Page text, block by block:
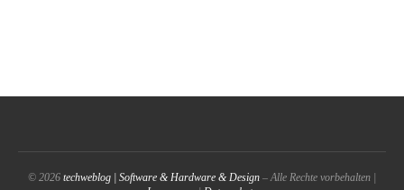
© 2026 techweblog | Software & Hardware & Design – Alle Rechte vorbehalten |